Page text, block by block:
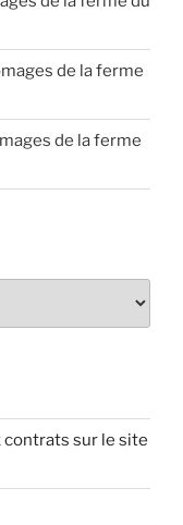
de la ferme
de la ferme
contrats sur le site